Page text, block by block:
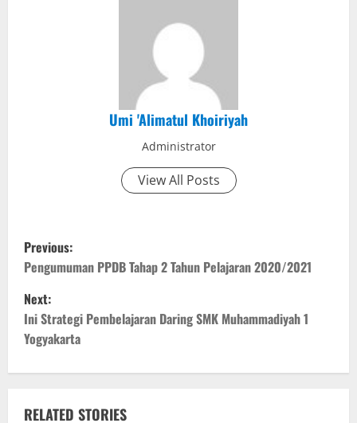
Umi 'Alimatul Khoiriyah
Administrator
View All Posts
P
o
s
t
n
a
Previous:
Pengumuman PPDB Tahap 2 Tahun Pelajaran 2020/2021
Next:
Ini Strategi Pembelajaran Daring SMK Muhammadiyah 1
Yogyakarta
RELATED STORIES